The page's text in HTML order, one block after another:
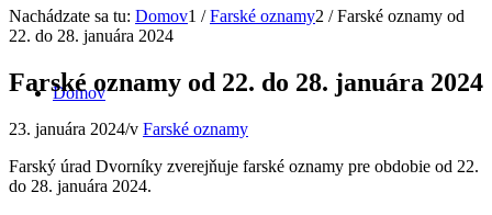
Domov
Nachádzate sa tu: Domov1 / Farské oznamy2 / Farské oznamy od
22. do 28. januára 2024
Farské oznamy od 22. do 28. januára 2024
23. januára 2024/v Farské oznamy
Farský úrad Dvorníky zverejňuje farské oznamy pre obdobie od 22.
do 28. januára 2024.